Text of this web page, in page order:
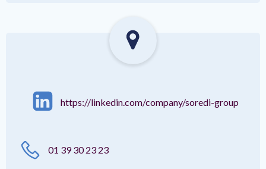
https://linkedin.com/company/soredi-group
01 39 30 23 23